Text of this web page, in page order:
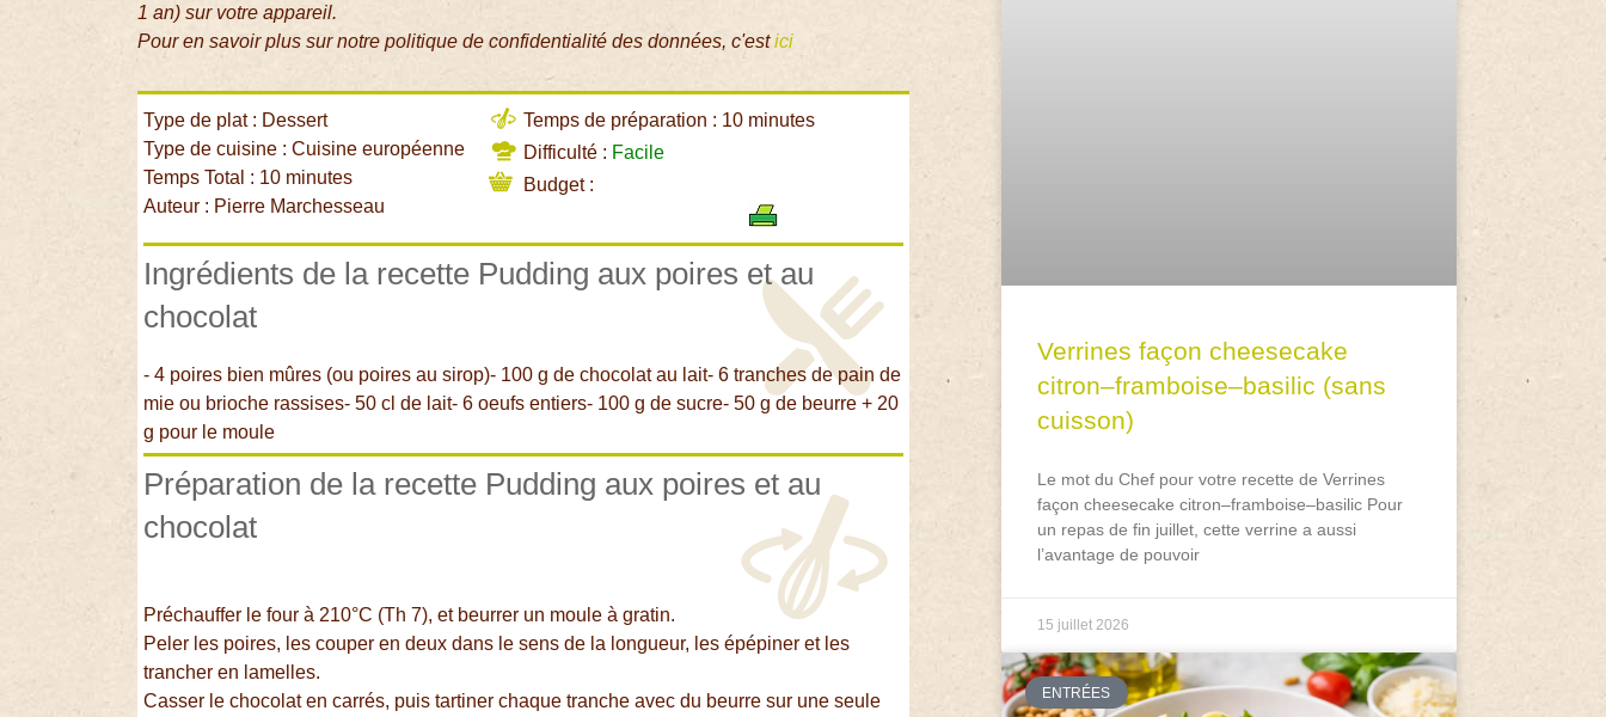
1 an) sur votre appareil.
Pour en savoir plus sur notre politique de confidentialité des données, c'estici
Type de plat : Dessert
Type de cuisine : Cuisine européenne
Temps Total : 10 minutes
Auteur : Pierre Marchesseau
Temps de préparation : 10 minutes
Difficulté : Facile
Budget :
Ingrédients de la recette Pudding aux poires et au
chocolat
- 4 poires bien mûres (ou poires au sirop)- 100 g de chocolat au lait- 6 tranches de pain de
mie ou brioche rassises- 50 cl de lait- 6 oeufs entiers- 100 g de sucre- 50 g de beurre + 20
g pour le moule
Préparation de la recette Pudding aux poires et au
chocolat
Préchauffer le four à 210°C (Th 7), et beurrer un moule à gratin.
Peler les poires, les couper en deux dans le sens de la longueur, les épépiner et les
trancher en lamelles.
Casser le chocolat en carrés, puis tartiner chaque tranche avec du beurre sur une seule
Verrines façon cheesecake
citron–framboise–basilic (sans
cuisson)
Le mot du Chef pour votre recette de Verrines
façon cheesecake citron–framboise–basilic Pour
un repas de fin juillet, cette verrine a aussi
l’avantage de pouvoir
15 juillet 2026
ENTRÉES